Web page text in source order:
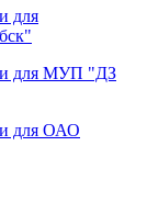
для
для МУП "ДЗ
для ОАО